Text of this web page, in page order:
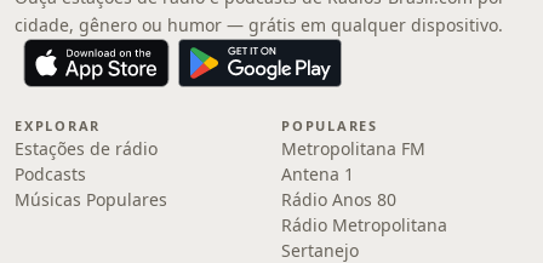
cidade, gênero ou humor — grátis em qualquer dispositivo.
EXPLORAR
Estações de rádio
Podcasts
Músicas Populares
POPULARES
Metropolitana FM
Antena 1
Rádio Anos 80
Rádio Metropolitana
Sertanejo